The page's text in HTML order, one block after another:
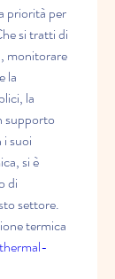
priorità per
si tratti di
monitorare
la
la
supporto
suoi
si è
di
settore.
termica